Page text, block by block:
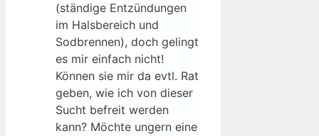
(ständige Entzündungen
im Halsbereich und
Sodbrennen), doch gelingt
es mir einfach nicht!
Können sie mir da evtl. Rat
geben, wie ich von dieser
Sucht befreit werden
kann? Möchte ungern eine